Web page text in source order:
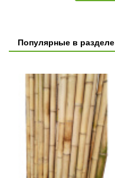
Популярные в разделе